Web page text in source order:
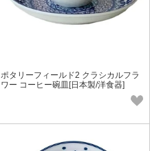
ポタリーフィールド2 クラシカルフラ
ワー コーヒー碗皿[日本製/洋食器]